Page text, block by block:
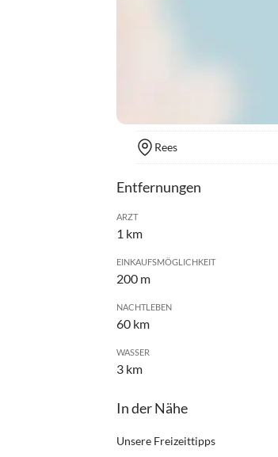
Rees
Entfernungen
ARZT
1 km
EINKAUFSMÖGLICHKEIT
200 m
NACHTLEBEN
60 km
WASSER
3 km
In der Nähe
Unsere Freizeittipps